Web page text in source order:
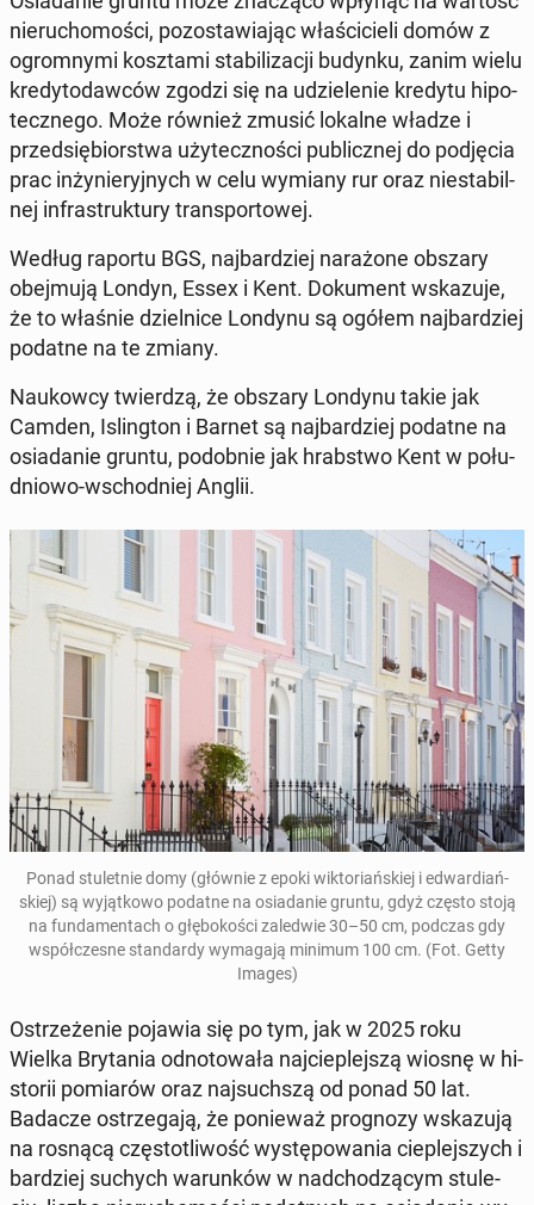
nie­ru­cho­mo­ści, po­zo­sta­wia­jąc wła­ści­cie­li domów z
ogrom­ny­mi kosz­ta­mi sta­bi­li­za­cji budynku, zanim wielu
kre­dy­to­daw­ców zgodzi się na udzie­le­nie kredytu hi­po­
tecz­ne­go. Może również zmusić lokalne władze i
przed­się­bior­stwa uży­tecz­no­ści pu­blicz­nej do pod­ję­cia
prac in­ży­nie­ryj­nych w celu wymiany rur oraz nie­sta­bil­
nej in­fra­struk­tu­ry trans­por­to­wej.
Według raportu BGS, naj­bar­dziej na­ra­żo­ne obszary
obej­mu­ją Londyn, Essex i Kent. Do­ku­ment wska­zu­je,
że to właśnie dziel­ni­ce Londynu są ogółem naj­bar­dziej
podatne na te zmiany.
Na­ukow­cy twier­dzą, że obszary Londynu takie jak
Camden, Is­ling­ton i Barnet są naj­bar­dziej podatne na
osia­da­nie gruntu, po­dob­nie jak hrab­stwo Kent w po­łu­
dnio­wo-wschod­niej Anglii.
Ponad stu­let­nie domy (głównie z epoki wik­to­riań­skiej i edwar­diań­
skiej) są wy­jąt­ko­wo podatne na osia­da­nie gruntu, gdyż często stoją
na fun­da­men­tach o głę­bo­ko­ści za­le­d­wie 30–50 cm, podczas gdy
współ­cze­sne stan­dar­dy wy­ma­ga­ją minimum 100 cm. (Fot. Getty
Images)
Ostrze­że­nie pojawia się po tym, jak w 2025 roku
Wielka Bry­ta­nia od­no­to­wa­ła naj­cie­plej­szą wiosnę w hi­
sto­rii po­mia­rów oraz naj­such­szą od ponad 50 lat.
Badacze ostrze­ga­ją, że po­nie­waż pro­gno­zy wska­zu­ją
na rosnącą czę­sto­tli­wość wy­stę­po­wa­nia cie­plej­szych i
bar­dziej suchych wa­run­ków w nad­cho­dzą­cym stu­le­